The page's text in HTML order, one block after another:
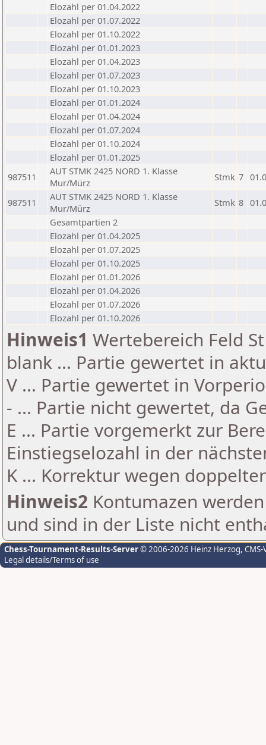
Elozahl per 01.04.2022
Elozahl per 01.07.2022
Elozahl per 01.10.2022
Elozahl per 01.01.2023
Elozahl per 01.04.2023
Elozahl per 01.07.2023
Elozahl per 01.10.2023
Elozahl per 01.01.2024
Elozahl per 01.04.2024
Elozahl per 01.07.2024
Elozahl per 01.10.2024
Elozahl per 01.01.2025
987511
AUT STMK 2425 NORD 1. Klasse
Mur/Mürz
Stmk 7
987511
AUT STMK 2425 NORD 1. Klasse
Mur/Mürz
Stmk 8
Gesamtpartien 2
Elozahl per 01.04.2025
Elozahl per 01.07.2025
Elozahl per 01.10.2025
Elozahl per 01.01.2026
Elozahl per 01.04.2026
Elozahl per 01.07.2026
Elozahl per 01.10.2026
Hinweis1 Wertebereich Feld
blank ... Partie gewertet in
V ... Partie gewertet in
- ... Partie nicht gewertet, da
E ... Partie vorgemerkt zur
Einstiegselozahl in der
K ... Korrektur wegen
Hinweis2 Kontumazen
und sind in der Liste nicht
Chess-Tournament-Results-Server© 2006-2026 Heinz Herzog,
Legal details/Terms of use